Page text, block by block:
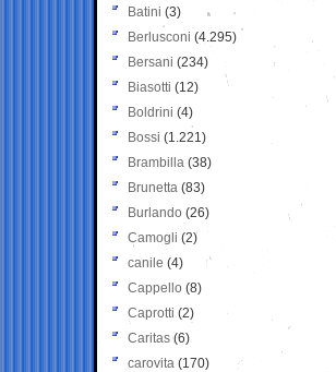
Batini (3)
Berlusconi (4.295)
Bersani (234)
Biasotti (12)
Boldrini (4)
Bossi (1.221)
Brambilla (38)
Brunetta (83)
Burlando (26)
Camogli (2)
canile (4)
Cappello (8)
Caprotti (2)
Caritas (6)
carovita (170)